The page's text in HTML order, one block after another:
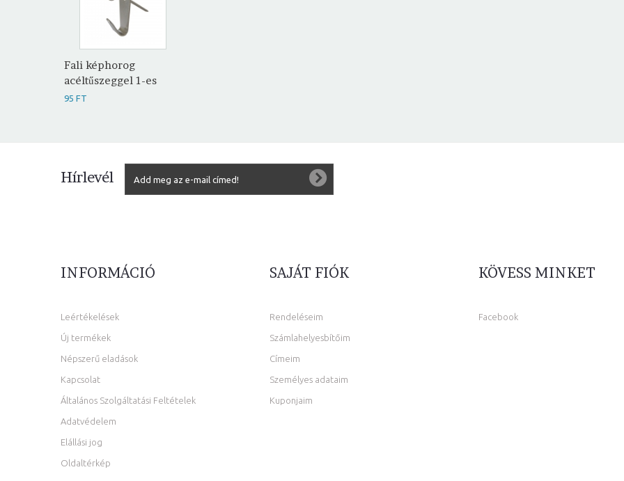
Fali képhorog
acéltűszeggel 1-es
95 FT
Hírlevél
INFORMÁCIÓ
Leértékelések
Új termékek
Népszerű eladások
Kapcsolat
Általános Szolgáltatási Feltételek
Adatvédelem
Elállási jog
Oldaltérkép
SAJÁT FIÓK
Rendeléseim
Számlahelyesbítőim
Címeim
Személyes adataim
Kuponjaim
KÖVESS MINKET
Facebook